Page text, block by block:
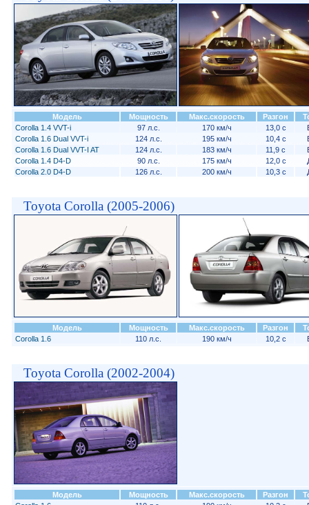
Модель Мощность Макс.скорость Разгон
Corolla 1.4 VVT-i
97 л.с. 170 км/ч 13,0 с
Corolla 1.6 Dual VVT-i
124 л.с. 195 км/ч 10,4 с
Corolla 1.6 Dual VVT-I AT
124 л.с. 183 км/ч 11,9 с
Corolla 1.4 D4-D
90 л.с. 175 км/ч 12,0 с
Corolla 2.0 D4-D
126 л.с. 200 км/ч 10,3 с
Toyota Corolla (2005-2006)
Модель Мощность Макс.скорость Разгон
Corolla 1.6
110 л.с. 190 км/ч 10,2 с
Toyota Corolla (2002-2004)
Модель Мощность Макс.скорость Разгон